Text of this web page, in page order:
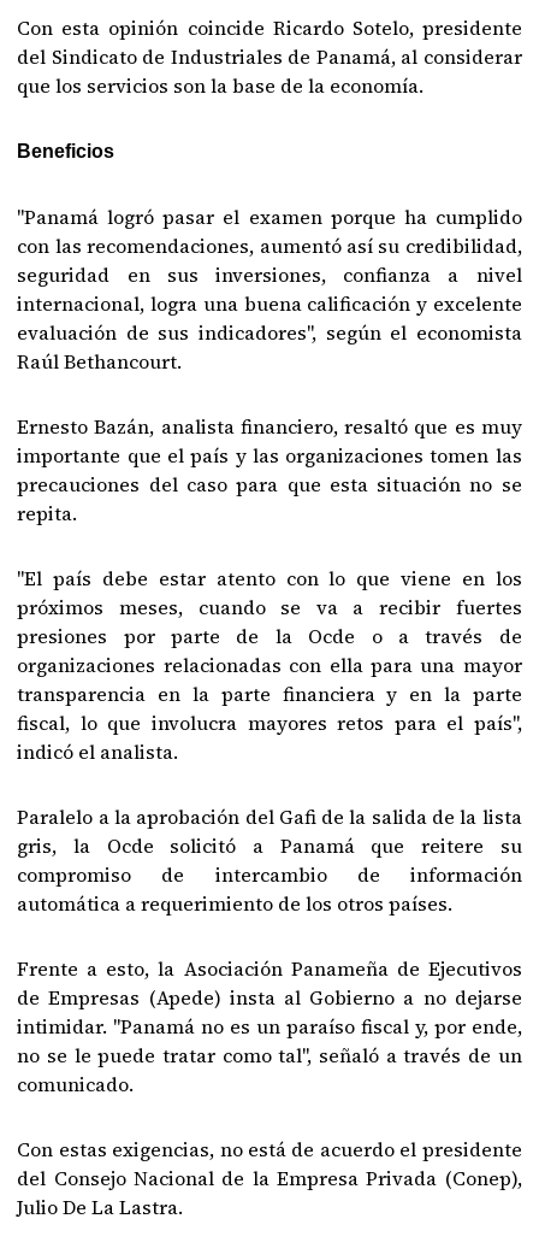
Con esta opinión coincide Ricardo Sotelo, presidente
del Sindicato de Industriales de Panamá, al considerar
que los servicios son la base de la economía.
Beneficios
"Panamá logró pasar el examen porque ha cumplido
con las recomendaciones, aumentó así su credibilidad,
seguridad en sus inversiones, confianza a nivel
internacional, logra una buena calificación y excelente
evaluación de sus indicadores", según el economista
Raúl Bethancourt.
Ernesto Bazán, analista financiero, resaltó que es muy
importante que el país y las organizaciones tomen las
precauciones del caso para que esta situación no se
repita.
"El país debe estar atento con lo que viene en los
próximos meses, cuando se va a recibir fuertes
presiones por parte de la Ocde o a través de
organizaciones relacionadas con ella para una mayor
transparencia en la parte financiera y en la parte
fiscal, lo que involucra mayores retos para el país",
indicó el analista.
Paralelo a la aprobación del Gafi de la salida de la lista
gris, la Ocde solicitó a Panamá que reitere su
compromiso de intercambio de información
automática a requerimiento de los otros países.
Frente a esto, la Asociación Panameña de Ejecutivos
de Empresas (Apede) insta al Gobierno a no dejarse
intimidar. "Panamá no es un paraíso fiscal y, por ende,
no se le puede tratar como tal", señaló a través de un
comunicado.
Con estas exigencias, no está de acuerdo el presidente
del Consejo Nacional de la Empresa Privada (Conep),
Julio De La Lastra.